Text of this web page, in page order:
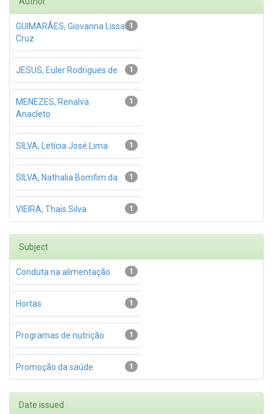
1
GUIMARÃES, Giovanna Lissa
Cruz
1
JESUS, Euler Rodrigues de
1
MENEZES, Renalva
Anacleto
1
SILVA, Letícia José Lima
1
SILVA, Nathalia Bomfim da
1
VIEIRA, Thais Silva
Subject
1
Conduta na alimentação
1
Hortas
1
Programas de nutrição
1
Promoção da saúde
Date issued